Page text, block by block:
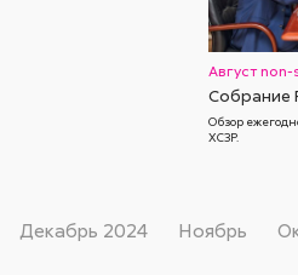
Август
Собрание
Обзор
ХСЗР.
Декабрь 2024 Ноябрь